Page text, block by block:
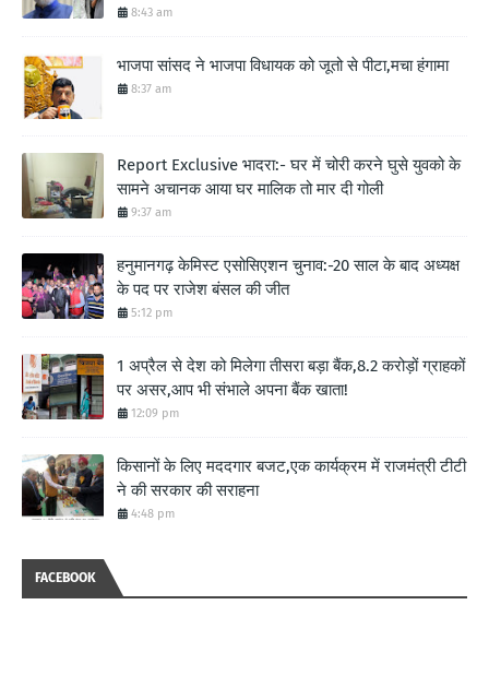
8:43 am
भाजपा सांसद ने भाजपा विधायक को जूतो से पीटा,मचा हंगामा
8:37 am
Report Exclusive भादरा:- घर में चोरी करने घुसे युवको के
सामने अचानक आया घर मालिक तो मार दी गोली
9:37 am
हनुमानगढ़ केमिस्ट एसोसिएशन चुनाव:-20 साल के बाद अध्यक्ष
के पद पर राजेश बंसल की जीत
5:12 pm
1 अप्रैल से देश को मिलेगा तीसरा बड़ा बैंक,8.2 करोड़ों ग्राहकों
पर असर,आप भी संभाले अपना बैंक खाता!
12:09 pm
किसानों के लिए मददगार बजट,एक कार्यक्रम में राजमंत्री टीटी
ने की सरकार की सराहना
4:48 pm
FACEBOOK